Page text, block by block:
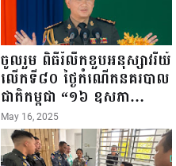
ចូលរួម ពិធីរំលឹកខួបអនុស្សាវរីយ៍
លើកទី៨០ ថ្ងៃកំណើតនគរបាល
ជាតិកម្ពុជា “១៦ ឧសភា
១៩៤៥ ~ ១៦ ឧសភា
២០២៥”...
May 16, 2025